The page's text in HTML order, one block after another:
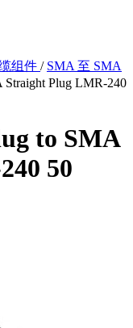
组件 / SMA 至 SMA
Straight Plug LMR-240
to SMA
50